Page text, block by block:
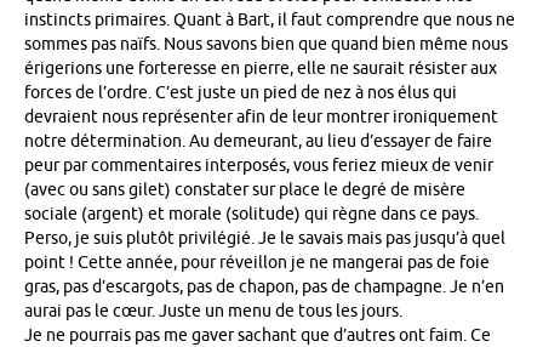
instincts primaires. Quant à Bart, il faut comprendre que nous ne
sommes pas naïfs. Nous savons bien que quand bien même nous
érigerions une forteresse en pierre, elle ne saurait résister aux
forces de l’ordre. C’est juste un pied de nez à nos élus qui
devraient nous représenter afin de leur montrer ironiquement
notre détermination. Au demeurant, au lieu d’essayer de faire
peur par commentaires interposés, vous feriez mieux de venir
(avec ou sans gilet) constater sur place le degré de misère
sociale (argent) et morale (solitude) qui règne dans ce pays.
Perso, je suis plutôt privilégié. Je le savais mais pas jusqu’à quel
point ! Cette année, pour réveillon je ne mangerai pas de foie
gras, pas d’escargots, pas de chapon, pas de champagne. Je n’en
aurai pas le cœur. Juste un menu de tous les jours.
Je ne pourrais pas me gaver sachant que d’autres ont faim. Ce